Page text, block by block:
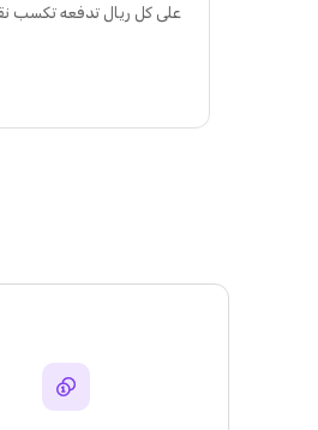
على كل ريال تدفعه تكسب